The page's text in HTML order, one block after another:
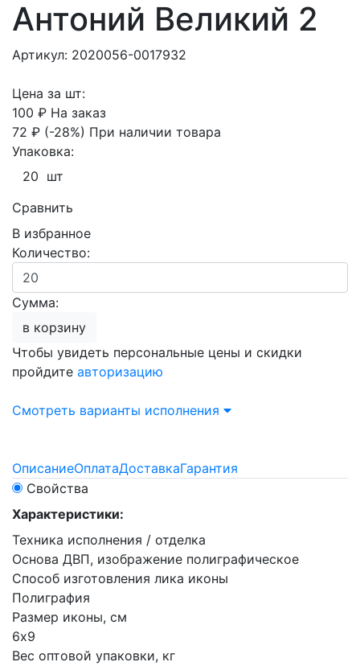
Антоний Великий 2
Артикул: 2020056-0017932
Цена за шт:
100 ₽ На заказ
72 ₽ (-28%) При наличии товара
Упаковка:
20 шт
Сравнить
В избранное
Количество:
Сумма:
в корзину
Чтобы увидеть персональные цены и скидки
пройдите авторизацию
Смотреть варианты исполнения
ОписаниеОплатаДоставкаГарантия
Свойства
Характеристики:
Техника исполнения / отделка
Основа ДВП, изображение полиграфическое
Способ изготовления лика иконы
Полиграфия
Размер иконы, см
6х9
Вес оптовой упаковки, кг